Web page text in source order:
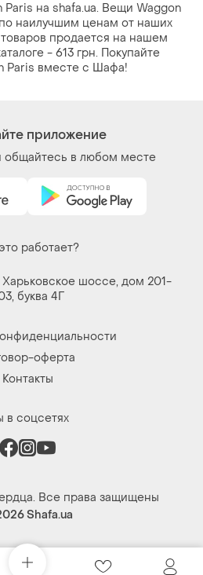
на shafa.ua. Вещи Waggon
наилучшим ценам от наших
продается на нашем
- 613 грн. Покупайте
Paris вместе с Шафа!
приложение
общайтесь в любом месте
работает?
Харьковское шоссе, дом 201-
буква 4Г
оферта
Контакты
в соцсетях
Все права защищены
Shafa.ua